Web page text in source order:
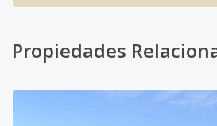
Propiedades